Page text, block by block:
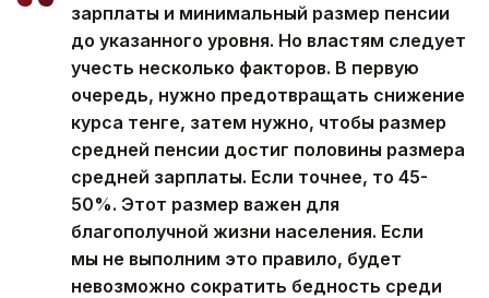
зарплаты и минимальный размер пенсии
до указанного уровня. Но властям следует
учесть несколько факторов. В первую
очередь, нужно предотвращать снижение
курса тенге, затем нужно, чтобы размер
средней пенсии достиг половины размера
средней зарплаты. Если точнее, то 45-
50%. Этот размер важен для
благополучной жизни населения. Если
мы не выполним это правило, будет
невозможно сократить бедность среди